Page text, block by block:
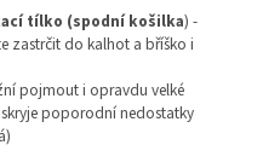
tílko (spodní košilka) -
zastrčit do kalhot a bříško i
pojmout i opravdu velké
poporodní nedostatky